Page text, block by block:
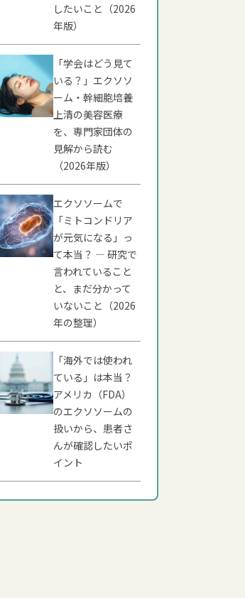
したいこと（2026
年版）
「学会はどう見て
いる？」エクソソ
ーム・幹細胞培養
上清の美容医療
を、専門家団体の
見解から読む
（2026年版）
エクソソームで
「ミトコンドリア
が元気になる」っ
て本当？ ― 研究で
言われていること
と、まだ分かって
いないこと（2026
年の整理）
「海外では使われ
ている」は本当？
アメリカ（FDA）
のエクソソームの
扱いから、患者さ
んが確認したいポ
イント